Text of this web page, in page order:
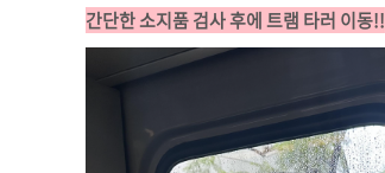
간단한 소지품 검사 후에 트램 타러 이동!!